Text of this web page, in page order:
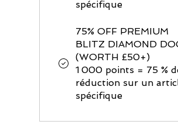
spécifique
75% OFF PREMIUM
BLITZ DIAMOND
(WORTH £50+)
1 000 points = 75 %
réduction sur un
spécifique